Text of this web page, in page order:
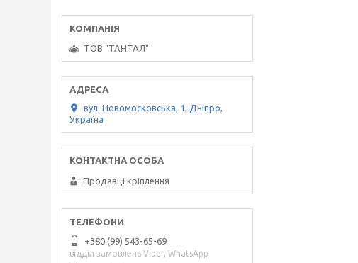
ТОВ "ТАНТАЛ"
вул. Новомосковська, 1, Дніпро,
Україна
Продавці кріплення
+380 (99) 543-65-69
відділ замовлень Viber, WhatsApp